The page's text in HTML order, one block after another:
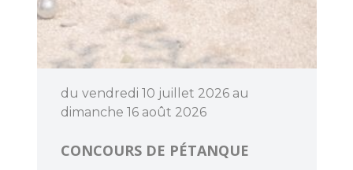
du vendredi 10 juillet 2026 au
dimanche 16 août 2026
CONCOURS DE PÉTANQUE